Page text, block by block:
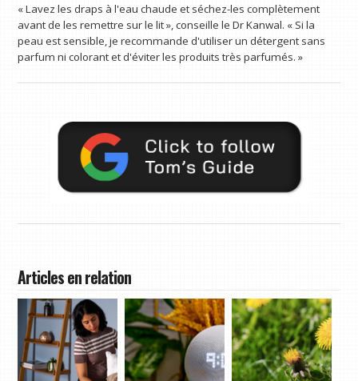
« Lavez les draps à l'eau chaude et séchez-les complètement
avant de les remettre sur le lit », conseille le Dr Kanwal. « Si la
peau est sensible, je recommande d'utiliser un détergent sans
parfum ni colorant et d'éviter les produits très parfumés. »
Articles en relation